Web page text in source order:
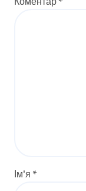
Ім'я *